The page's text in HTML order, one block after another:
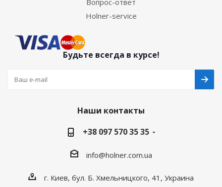
Вопрос-ответ
Holner-service
Будьте всегда в курсе!
Наши контакты
+38 097 570 35 35
info@holner.com.ua
г. Киев, бул. Б. Хмельницкого, 41, Украина